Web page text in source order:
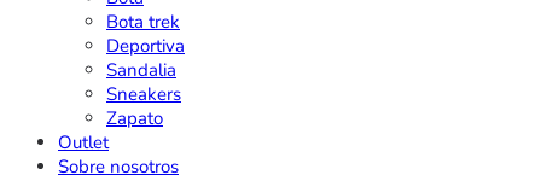
Bota trek
Deportiva
Sandalia
Sneakers
Zapato
Outlet
Sobre nosotros